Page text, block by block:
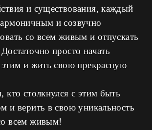
и существования, каждый
и созвучно
со всем живым и отпускать
просто начать
этим и жить свою прекрасную
кто столкнулся с этим быть
и верить в свою уникальность
всем живым!